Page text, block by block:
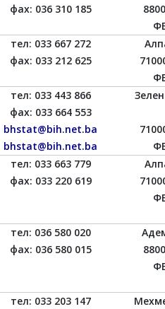
фаx: 036 310 185
тел: 033 667 272
фаx: 033 212 625
тел: 033 443 866
фаx: 033 664 553
bhstat@bih.net.ba
bhstat@bih.net.ba
тел: 033 663 779
фаx: 033 220 619
тел: 036 580 020
фаx: 036 580 015
тел: 033 203 147